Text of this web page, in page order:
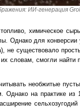
ИИ-генерация
топливо, химическое
Однако для конверсии
не существовало
их словам, смогли найти
необжитые
Однако на практике из